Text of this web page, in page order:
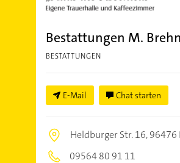
Bestattungen M.
BESTATTUNGEN
E-Mail Chat starten
Heldburger Str. 16,96476
09564 80 91 11